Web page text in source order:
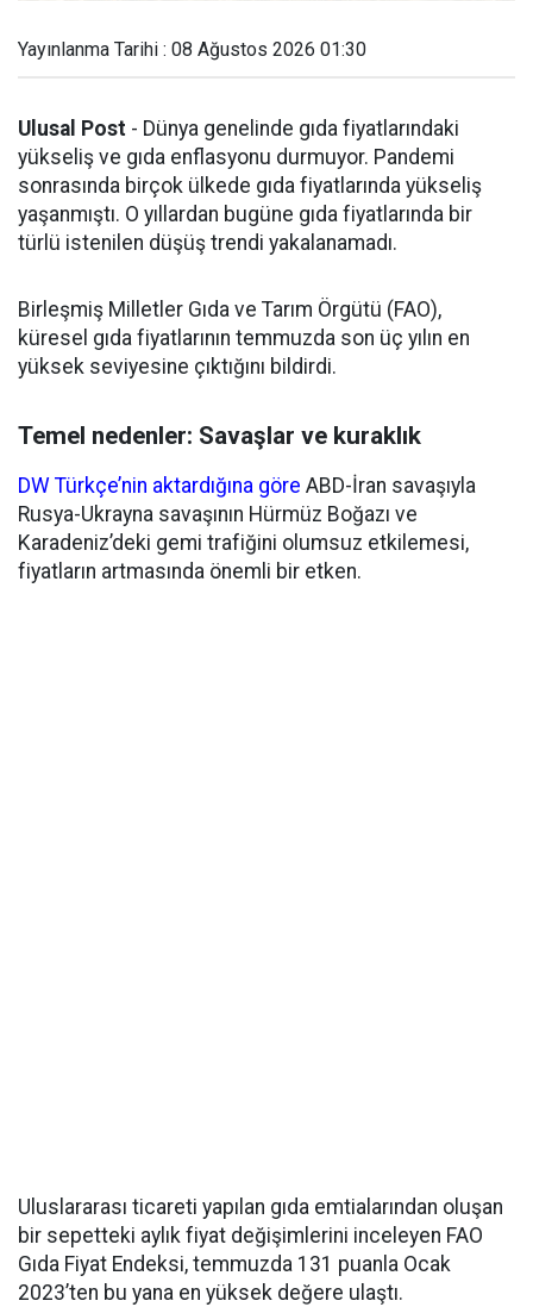
Yayınlanma Tarihi : 08 Ağustos 2026 01:30
Ulusal Post - Dünya genelinde gıda fiyatlarındaki
yükseliş ve gıda enflasyonu durmuyor. Pandemi
sonrasında birçok ülkede gıda fiyatlarında yükseliş
yaşanmıştı. O yıllardan bugüne gıda fiyatlarında bir
türlü istenilen düşüş trendi yakalanamadı.
Birleşmiş Milletler Gıda ve Tarım Örgütü (FAO),
küresel gıda fiyatlarının temmuzda son üç yılın en
yüksek seviyesine çıktığını bildirdi.
Temel nedenler: Savaşlar ve kuraklık
DW Türkçe’nin aktardığına göre ABD-İran savaşıyla
Rusya-Ukrayna savaşının Hürmüz Boğazı ve
Karadeniz’deki gemi trafiğini olumsuz etkilemesi,
fiyatların artmasında önemli bir etken.
Uluslararası ticareti yapılan gıda emtialarından oluşan
bir sepetteki aylık fiyat değişimlerini inceleyen FAO
Gıda Fiyat Endeksi, temmuzda 131 puanla Ocak
2023’ten bu yana en yüksek değere ulaştı.